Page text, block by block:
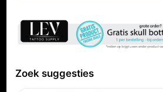
Zoek suggesties